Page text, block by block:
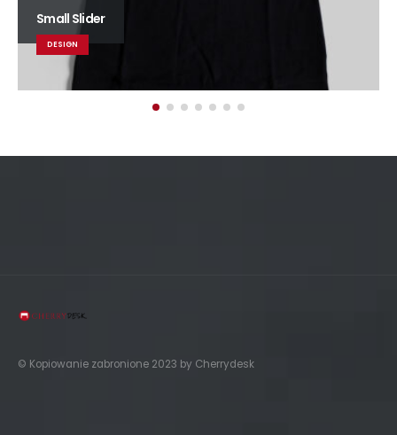
Large Slider
BRAND
© Kopiowanie zabronione 2023 by Cherrydesk